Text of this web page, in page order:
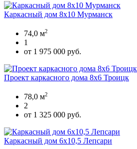
Каркасный дом 8х10 Мурманск
74,0 м2
1
от 1 975 000 руб.
Проект каркасного дома 8х6 Троицк
78,0 м2
2
от 1 325 000 руб.
Каркасный дом 6х10,5 Лепсари